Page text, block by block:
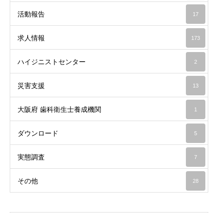
活動報告 17
求人情報 173
ハイジニストセンター 2
災害支援 13
大阪府 歯科衛生士養成機関 1
ダウンロード 5
実態調査 7
その他 28